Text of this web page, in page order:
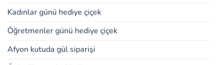
Kadınlar günü hediye çiçek
Öğretmenler günü hediye çiçek
Afyon kutuda gül siparişi